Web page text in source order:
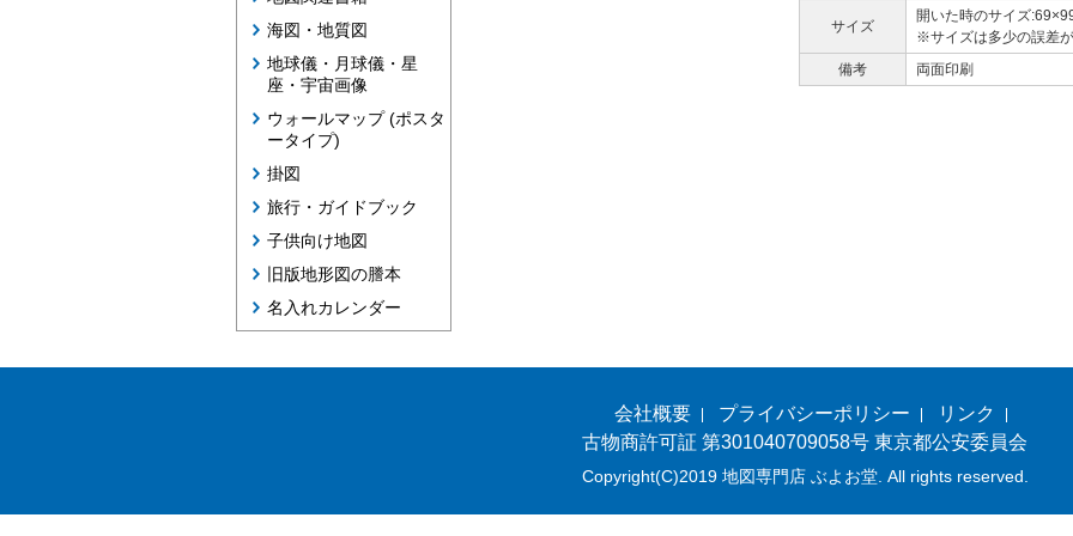
海図・地質図
地球儀・月球儀・星
座・宇宙画像
ウォールマップ (ポスタ
ータイプ)
掛図
旅行・ガイドブック
子供向け地図
旧版地形図の謄本
名入れカレンダー
サイズ
開いた時のサイズ
※サイズは多少の誤差が
備考
両面印刷
会社概要 プライバシーポリシー
リンク
古物商許可証 第301040709058号 東京都公安委員会
Copyright(C)2019 地図専門店 ぶよお堂. All rights reserved.